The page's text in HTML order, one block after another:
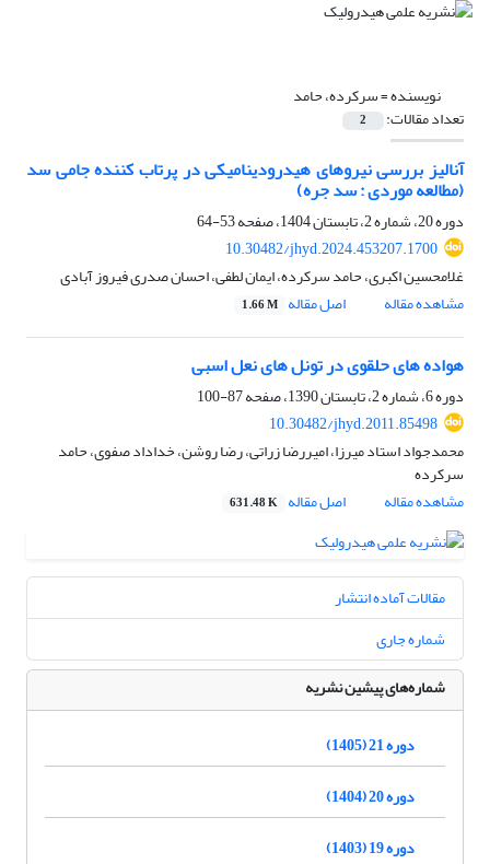
نویسنده =سرکرده، حامد
تعداد مقالات: 2
آنالیز بررسی نیروهای هیدرودینامیکی در پرتاب کننده جامی سد
(مطالعه موردی : سد جره)
دوره 20، شماره 2، تابستان 1404، صفحه
53-64
10.30482/jhyd.2024.453207.1700
غلامحسین اکبری، حامد سرکرده، ایمان لطفی، احسان صدری فیروز آبادی
مشاهده مقاله
اصل مقاله 1.66 M
هواده های حلقوی در تونل های نعل اسبی
دوره 6، شماره 2، تابستان 1390، صفحه
87-100
10.30482/jhyd.2011.85498
محمدجواد استاد میرزا، امیررضا زراتی، رضا روشن، خداداد صفوی، حامد
سرکرده
مشاهده مقاله
اصل مقاله 631.48 K
مقالات آماده انتشار
شماره جاری
شماره‌های پیشین نشریه
دوره 21 (1405)
دوره 20 (1404)
دوره 19 (1403)